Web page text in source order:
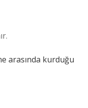
arasında kurduğu